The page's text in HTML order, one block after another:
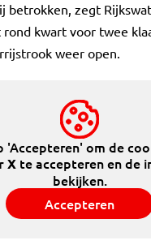
betrokken, zegt
kwart voor twee
weer open.
'Accepteren' om de
X te accepteren en de
bekijken.
Accepteren